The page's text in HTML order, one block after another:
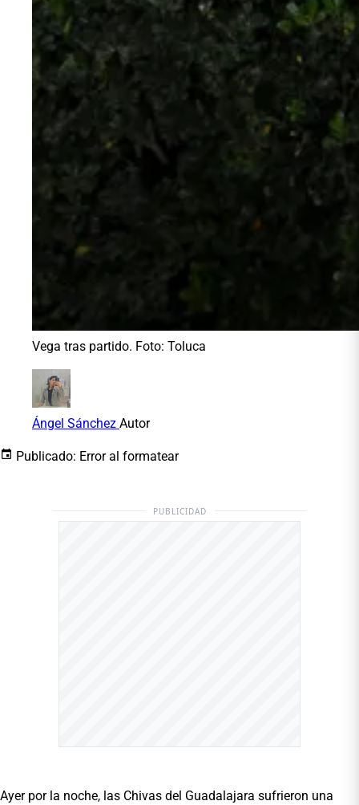
Vega tras partido. Foto: Toluca
Ángel Sánchez Autor
Publicado: Error al formatear
PUBLICIDAD
Ayer por la noche, las Chivas del Guadalajara sufrieron una